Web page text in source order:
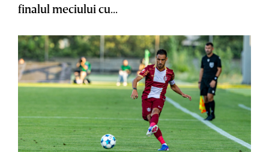
finalul meciului cu...